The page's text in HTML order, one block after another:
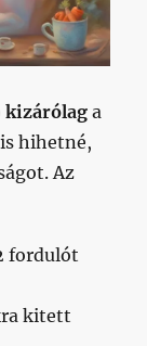
kizárólag a
hihetné,
Az
fordulót
kitett